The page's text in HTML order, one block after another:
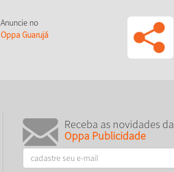
Anuncie no
Oppa Guarujá
Receba as novidades da
Oppa Publicidade